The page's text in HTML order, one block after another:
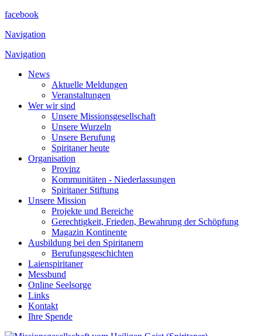
facebook
Navigation
Navigation
News
Aktuelle Meldungen
Veranstaltungen
Wer wir sind
Unsere Missionsgesellschaft
Unsere Wurzeln
Unsere Berufung
Spiritaner heute
Organisation
Provinz
Kommunitäten - Niederlassungen
Spiritaner Stiftung
Unsere Mission
Projekte und Bereiche
Gerechtigkeit, Frieden, Bewahrung der Schöpfung
Magazin Kontinente
Ausbildung bei den Spiritanern
Berufungsgeschichten
Laienspiritaner
Messbund
Online Seelsorge
Links
Kontakt
Ihre Spende